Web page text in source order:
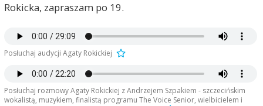
Rokicka, zapraszam po 19.
Posłuchaj audycji Agaty Rokickiej
Posłuchaj rozmowy Agaty Rokickiej z Andrzejem Szpakiem - szczecińskim
wokalistą, muzykiem, finalistą programu The Voice Senior, wielbicielem i